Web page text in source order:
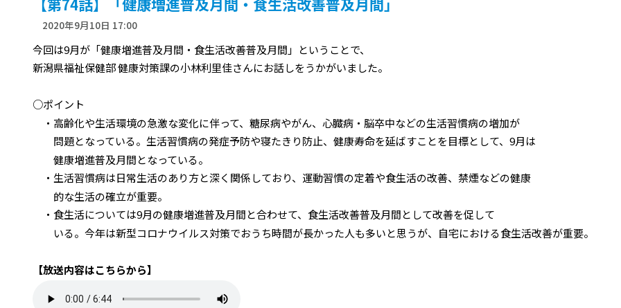
【第74話】「健康増進普及月間・食生活改善普及月間」
2020年9月10日 17:00
今回は9月が「健康増進普及月間・食生活改善普及月間」ということで、
新潟県福祉保健部 健康対策課の小林利里佳さんにお話しをうかがいました。
○ポイント
・高齢化や生活環境の急激な変化に伴って、糖尿病やがん、心臓病・脳卒中などの生活習慣病の増加が
問題となっている。生活習慣病の発症予防や寝たきり防止、健康寿命を延ばすことを目標として、9月は
健康増進普及月間となっている。
・生活習慣病は日常生活のあり方と深く関係しており、運動習慣の定着や食生活の改善、禁煙などの健康
的な生活の確立が重要。
・食生活については9月の健康増進普及月間と合わせて、食生活改善普及月間として改善を促して
いる。今年は新型コロナウイルス対策でおうち時間が長かった人も多いと思うが、自宅における食生活改善が重要。
【放送内容はこちらから】